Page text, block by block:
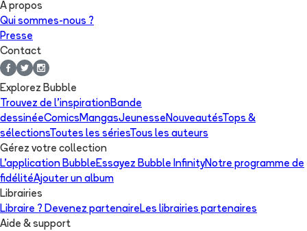
A propos
Qui sommes-nous ?
Presse
Contact
Explorez Bubble
Trouvez de l'inspirationBande
dessinéeComicsMangasJeunesseNouveautésTops &
sélectionsToutes les sériesTous les auteurs
Gérez votre collection
L'application BubbleEssayez Bubble InfinityNotre programme de
fidélitéAjouter un album
Librairies
Libraire ? Devenez partenaireLes librairies partenaires
Aide & support